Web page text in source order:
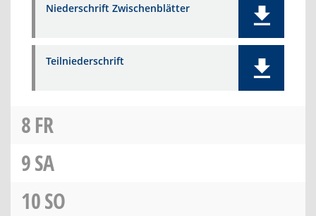
Niederschrift Zwischenblätter
Teilniederschrift
8FR
9SA
10SO